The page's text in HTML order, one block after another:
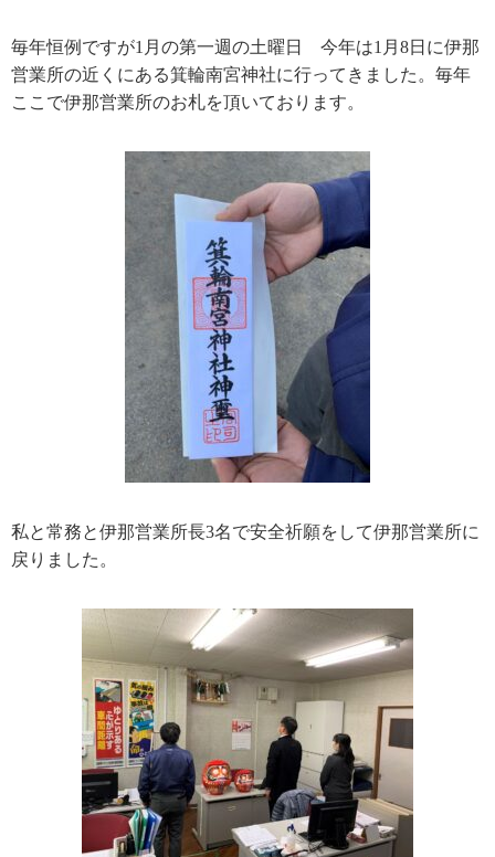
毎年恒例ですが1月の第一週の土曜日 今年は1月8日に伊那
営業所の近くにある箕輪南宮神社に行ってきました。毎年
ここで伊那営業所のお札を頂いております。
私と常務と伊那営業所長3名で安全祈願をして伊那営業所に
戻りました。